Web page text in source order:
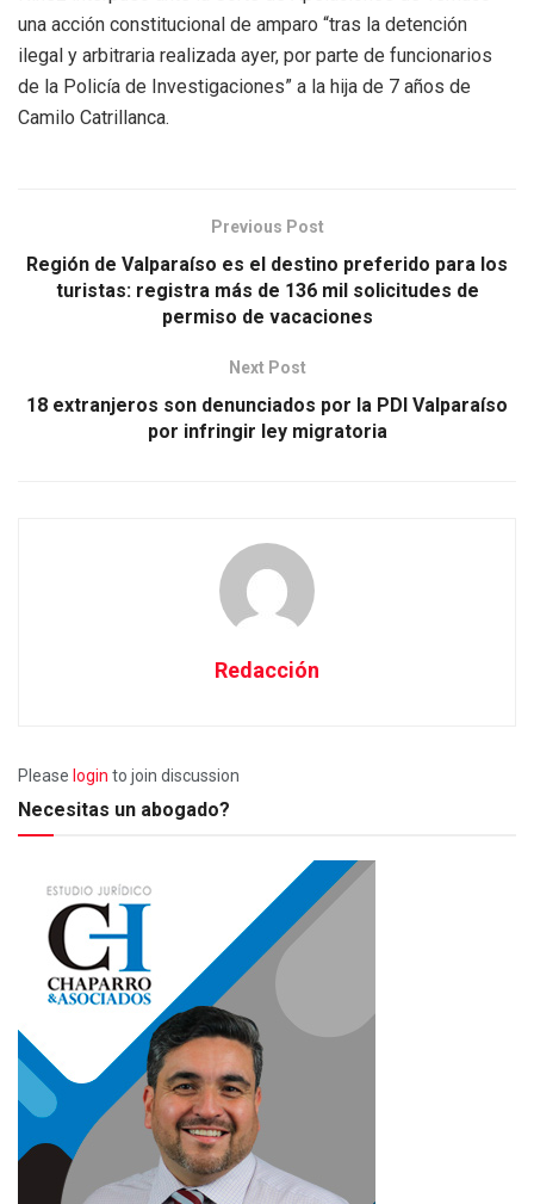
una acción constitucional de amparo “tras la detención
ilegal y arbitraria realizada ayer, por parte de funcionarios
de la Policía de Investigaciones” a la hija de 7 años de
Camilo Catrillanca.
Previous Post
Región de Valparaíso es el destino preferido para los
turistas: registra más de 136 mil solicitudes de
permiso de vacaciones
Next Post
18 extranjeros son denunciados por la PDI Valparaíso
por infringir ley migratoria
Redacción
Please login to join discussion
Necesitas un abogado?